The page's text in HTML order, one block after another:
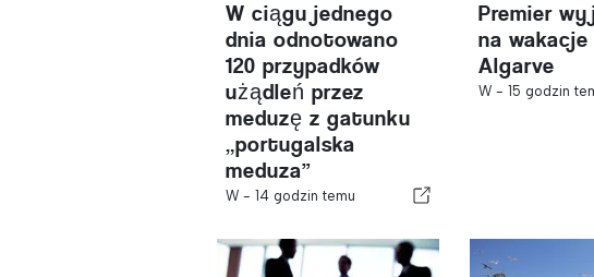
W ciągu jednego
dnia odnotowano
120 przypadków
użądleń przez
meduzę z gatunku
„portugalska
meduza”
W -14 godzin temu
Premier
na wakacje
Algarve
W -15 godzin